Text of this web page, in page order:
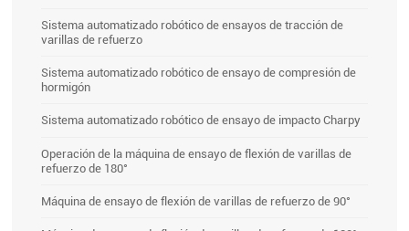
Sistema automatizado robótico de ensayos de tracción de
varillas de refuerzo
Sistema automatizado robótico de ensayo de compresión de
hormigón
Sistema automatizado robótico de ensayo de impacto Charpy
Operación de la máquina de ensayo de flexión de varillas de
refuerzo de 180°
Máquina de ensayo de flexión de varillas de refuerzo de 90°